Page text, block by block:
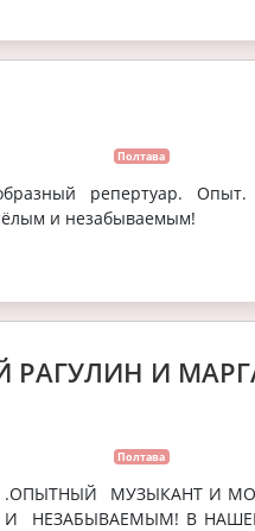
Полтава
репертуар.
и незабываемым!
РАГУЛИН И
Полтава
.ОПЫТНЫЙ МУЗЫКАНТ И
НЕЗАБЫВАЕМЫМ! В